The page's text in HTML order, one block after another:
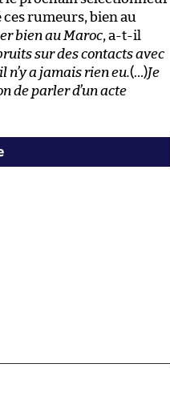
ces rumeurs, bien au
bien au Maroc, a-t-il
sur des contacts avec
n’y a jamais rien eu.(…)Je
de parler d’un acte